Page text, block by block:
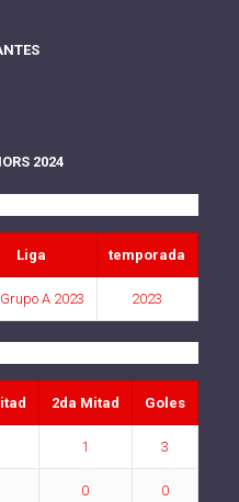
2024
Liga temporada
A 2023 2023
2da Mitad Goles
1 3
0 0